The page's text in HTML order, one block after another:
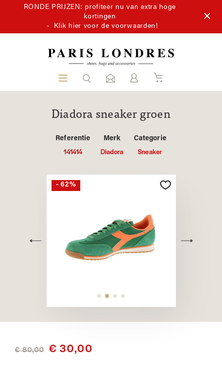
RONDE PRIJZEN: profiteer nu van extra hoge
kortingen
- Klik hier voor de voorwaarden!
Diadora sneaker groen
Referentie
141414
Merk
Diadora
Categorie
Sneaker
- 62%
€ 80,00 € 30,00